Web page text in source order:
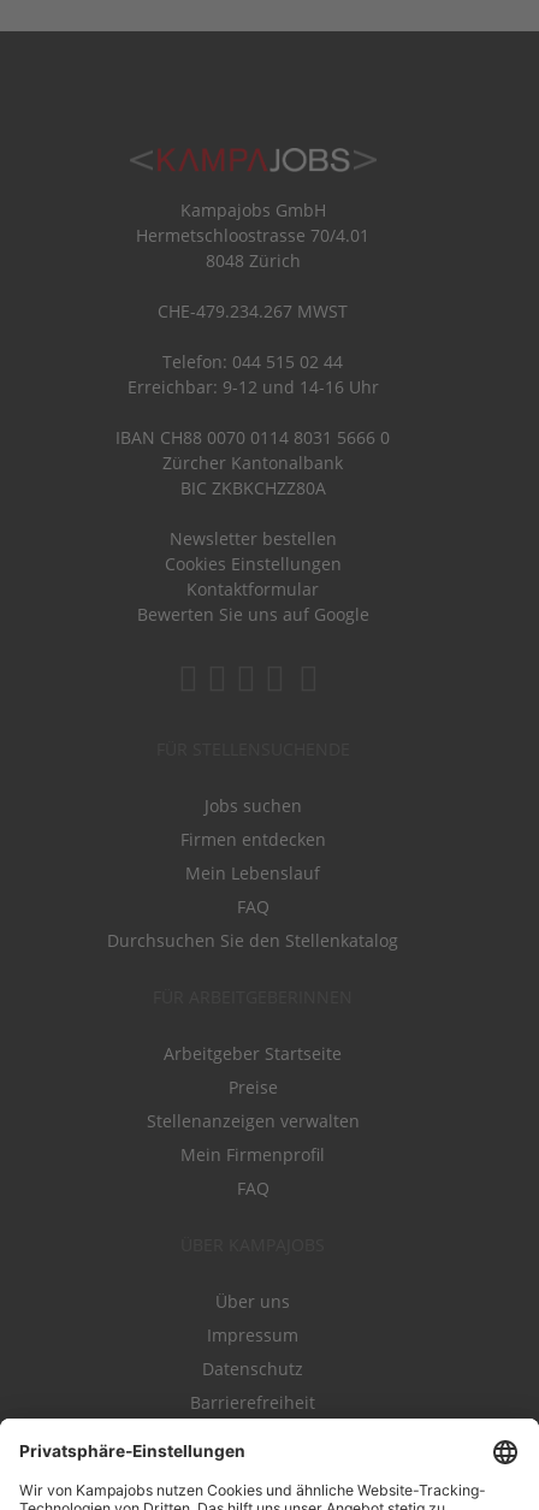
Kampajobs GmbH
Hermetschloostrasse 70/4.01
8048 Zürich
CHE-479.234.267 MWST
Telefon: 044 515 02 44
Erreichbar: 9-12 und 14-16 Uhr
IBAN CH88 0070 0114 8031 5666 0
Zürcher Kantonalbank
BIC ZKBKCHZZ80A
Newsletter bestellen
Cookies Einstellungen
Kontaktformular
Bewerten Sie uns auf Google
Jobs suchen
Firmen entdecken
Mein Lebenslauf
FAQ
Durchsuchen Sie den Stellenkatalog
Arbeitgeber Startseite
Preise
Stellenanzeigen verwalten
Mein Firmenprofil
FAQ
Über uns
Impressum
Datenschutz
Barrierefreiheit
Kampahire